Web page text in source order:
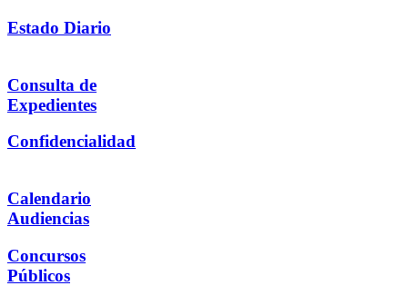
Estado Diario
Consulta de
Expedientes
Confidencialidad
Calendario
Audiencias
Concursos
Públicos